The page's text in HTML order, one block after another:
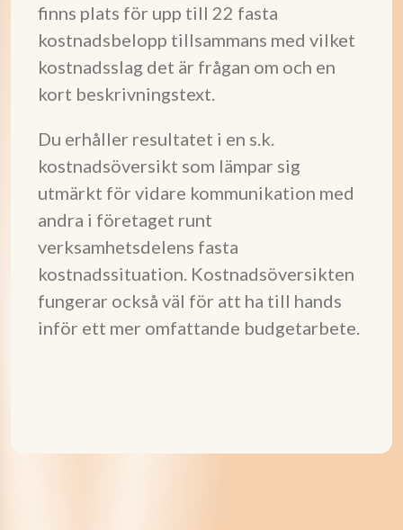
finns plats för upp till 22 fasta
kostnadsbelopp tillsammans med vilket
kostnadsslag det är frågan om och en
kort beskrivningstext.
Du erhåller resultatet i en s.k.
kostnadsöversikt som lämpar sig
utmärkt för vidare kommunikation med
andra i företaget runt
verksamhetsdelens fasta
kostnadssituation. Kostnadsöversikten
fungerar också väl för att ha till hands
inför ett mer omfattande budgetarbete.